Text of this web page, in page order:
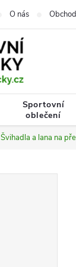
O nás
Sportovní
oblečení
Švihadla a lana na